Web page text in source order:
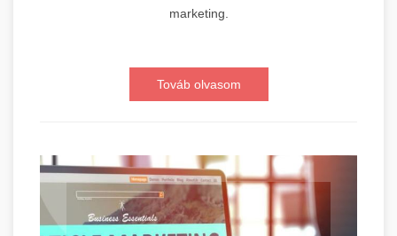
marketing.
Továb olvasom